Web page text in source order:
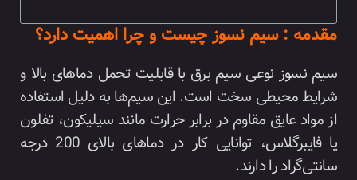
مقدمه : سیم نسوز چیست و چرا اهمیت دارد؟
سیم نسوز نوعی سیم برق با قابلیت تحمل دماهای بالا و
شرایط محیطی سخت است. این سیم‌ها به دلیل استفاده
از مواد عایق مقاوم در برابر حرارت مانند سیلیکون، تفلون
یا فایبرگلاس، توانایی کار در دماهای بالای 200 درجه
سانتی‌گراد را دارند.